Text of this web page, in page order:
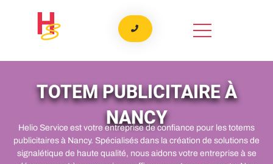
TOTEM PUBLICITAIRE À
NANCY
Helio Service est votre entreprise de confiance pour les totems
publicitaires à Nancy. Spécialisés dans la création de solutions de
signalétique de haute qualité, nous aidons votre entreprise à se